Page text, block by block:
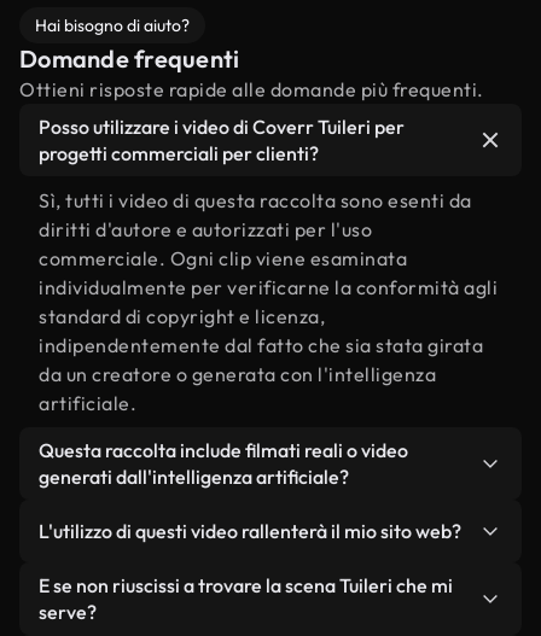
Hai bisogno di aiuto?
Domande frequenti
Ottieni risposte rapide alle domande più frequenti.
Posso utilizzare i video di Coverr Tuileri per
progetti commerciali per clienti?
Sì, tutti i video di questa raccolta sono esenti da
diritti d'autore e autorizzati per l'uso
commerciale. Ogni clip viene esaminata
individualmente per verificarne la conformità agli
standard di copyright e licenza,
indipendentemente dal fatto che sia stata girata
da un creatore o generata con l'intelligenza
artificiale.
Questa raccolta include filmati reali o video
generati dall'intelligenza artificiale?
da filmati reali, girati da persone, relativi a Tuileri,
e da video generati dall'intelligenza artificiale.
Ogni video è chiaramente etichettato, così saprai
L'utilizzo di questi video rallenterà il mio sito web?
Non se scegli le nostre versioni ottimizzate.
Offriamo formati leggeri e pronti per il web,
E se non riuscissi a trovare la scena Tuileri che mi
serve?